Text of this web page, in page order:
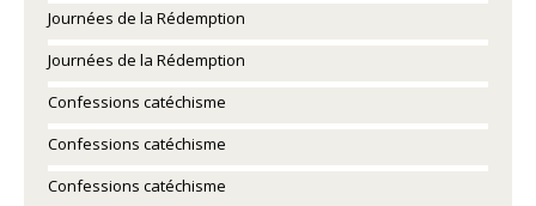
Journées de la Rédemption
Journées de la Rédemption
Confessions catéchisme
Confessions catéchisme
Confessions catéchisme